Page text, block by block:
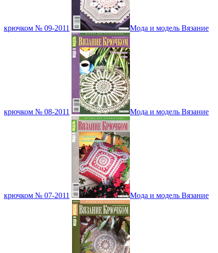
крючком № 09-2011 Мода и модель Вязание
крючком № 08-2011 Мода и модель Вязание
крючком № 07-2011 Мода и модель Вязание